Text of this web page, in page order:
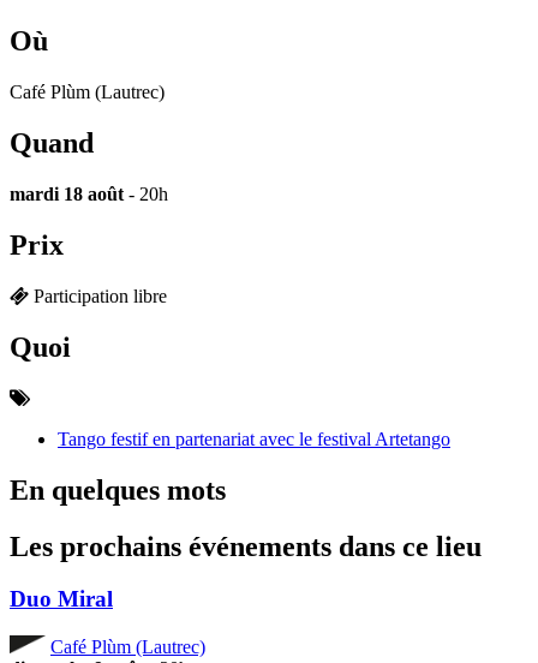
Où
Café Plùm (Lautrec)
Quand
mardi 18 août - 20h
Prix
Participation libre
Quoi
Tango festif en partenariat avec le festival Artetango
En quelques mots
Les prochains événements dans ce lieu
Duo Miral
Café Plùm (Lautrec)